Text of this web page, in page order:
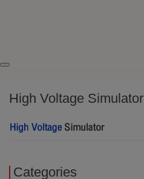
High Voltage Simulator
Categories